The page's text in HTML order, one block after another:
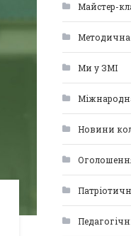
Майстер-
Методична
Ми у ЗМІ
Новини